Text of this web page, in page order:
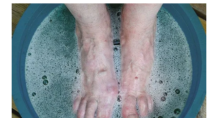
LABUHANBATU
WN
TAPANULI
TENGAH
WN DELI
SERDANG
WN